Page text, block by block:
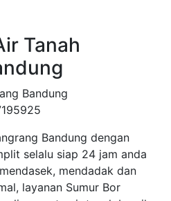
Tanah
Bandung
Bandung dengan
selalu siap 24 jam anda
mendadak dan
layanan Sumur Bor